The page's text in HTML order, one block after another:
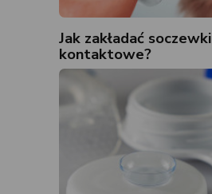
Jak zakładać soczewki
kontaktowe?